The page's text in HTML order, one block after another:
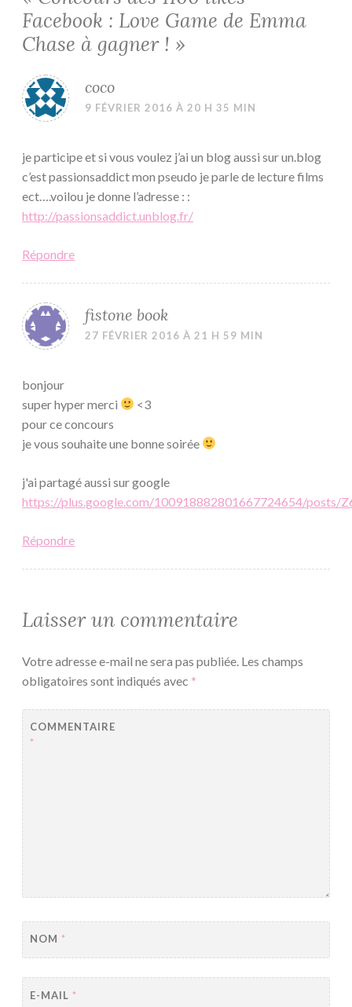
Facebook : Love Game de Emma
Chase à gagner ! »
coco
9 FÉVRIER 2016 À 20 H 35 MIN
je participe et si vous voulez j’ai un blog aussi sur un.blog
c’est passionsaddict mon pseudo je parle de lecture films
ect….voilou je donne l’adresse : :
http://passionsaddict.unblog.fr/
Répondre
fistone book
27 FÉVRIER 2016 À 21 H 59 MIN
bonjour
super hyper merci
<3
pour ce concours
je vous souhaite une bonne soirée
j'ai partagé aussi sur google
https://plus.google.com/100918882801667724654/posts/
Répondre
Laisser un commentaire
Votre adresse e-mail ne sera pas publiée. Les champs
obligatoires sont indiqués avec *
COMMENTAIRE
*
NOM *
E-MAIL *